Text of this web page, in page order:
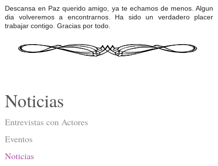
Descansa en Paz querido amigo, ya te echamos de menos. Algun
dia volveremos a encontrarnos. Ha sido un verdadero placer
trabajar contigo. Gracias por todo.
Noticias
Entrevistas con Actores
Eventos
Noticias